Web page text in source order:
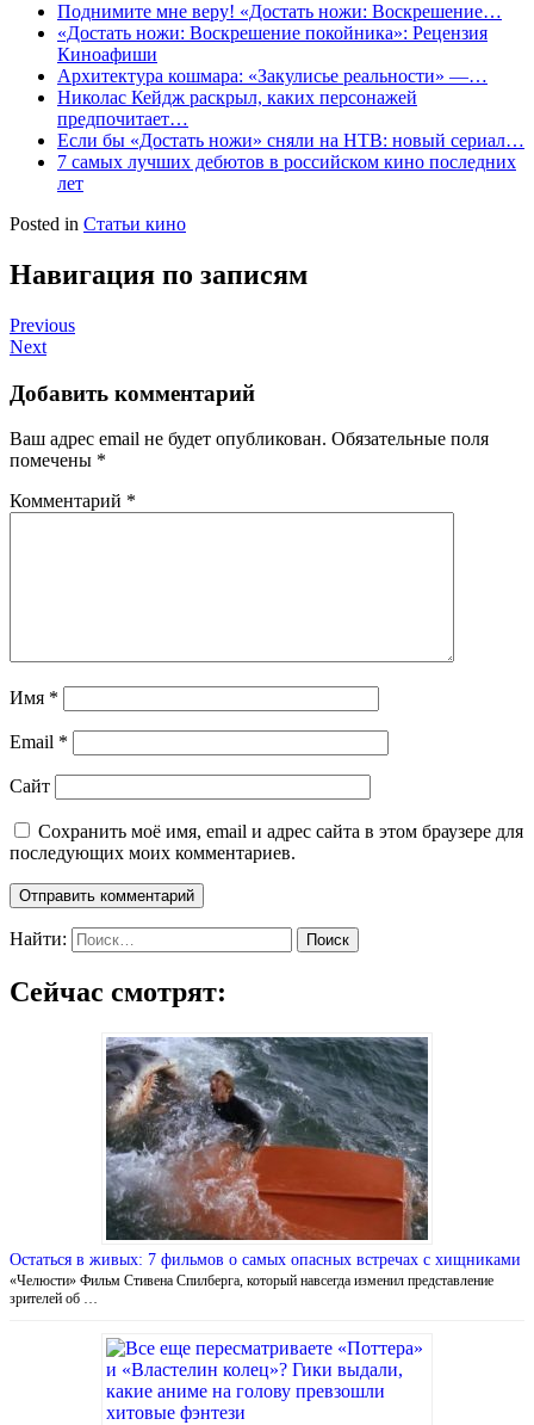
Поднимите мне веру! «Достать ножи: Воскрешение…
«Достать ножи: Воскрешение покойника»: Рецензия
Киноафиши
Архитектура кошмара: «Закулисье реальности» —…
Николас Кейдж раскрыл, каких персонажей
предпочитает…
Если бы «Достать ножи» сняли на НТВ: новый сериал…
7 самых лучших дебютов в российском кино последних
лет
Posted in Статьи кино
Навигация по записям
Previous
Next
Добавить комментарий
Ваш адрес email не будет опубликован. Обязательные поля
помечены *
Комментарий *
Имя *
Email *
Сайт
Сохранить моё имя, email и адрес сайта в этом браузере для
последующих моих комментариев.
Найти:
Сейчас смотрят:
Остаться в живых: 7 фильмов о самых опасных встречах с хищниками
«Челюсти» Фильм Стивена Спилберга, который навсегда изменил представление
зрителей об …